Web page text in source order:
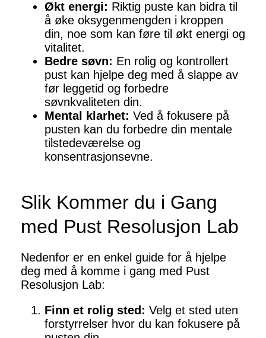
Økt energi: Riktig puste kan bidra til
å øke oksygenmengden i kroppen
din, noe som kan føre til økt energi og
vitalitet.
Bedre søvn: En rolig og kontrollert
pust kan hjelpe deg med å slappe av
før leggetid og forbedre
søvnkvaliteten din.
Mental klarhet: Ved å fokusere på
pusten kan du forbedre din mentale
tilstedeværelse og
konsentrasjonsevne.
Slik Kommer du i Gang
med Pust Resolusjon Lab
Nedenfor er en enkel guide for å hjelpe
deg med å komme i gang med Pust
Resolusjon Lab:
Finn et rolig sted: Velg et sted uten
forstyrrelser hvor du kan fokusere på